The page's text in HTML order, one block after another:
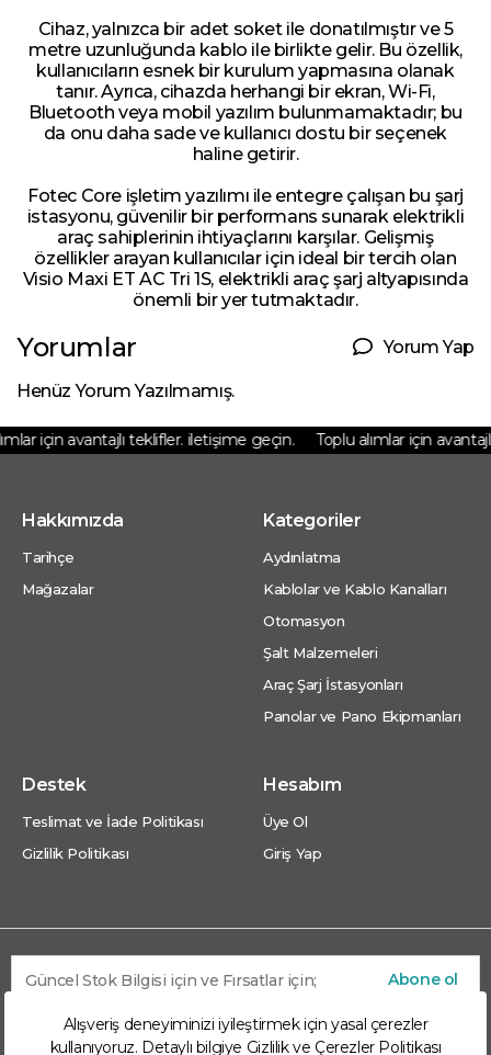
Alışveriş deneyiminizi iyileştirmek için yasal çerezler
kullanıyoruz. Detaylı bilgiye Gizlilik ve Çerezler Politikası
Cihaz, yalnızca bir adet soket ile donatılmıştır ve 5
metre uzunluğunda kablo ile birlikte gelir. Bu özellik,
kullanıcıların esnek bir kurulum yapmasına olanak
tanır. Ayrıca, cihazda herhangi bir ekran, Wi-Fi,
Bluetooth veya mobil yazılım bulunmamaktadır; bu
da onu daha sade ve kullanıcı dostu bir seçenek
haline getirir.
Fotec Core işletim yazılımı ile entegre çalışan bu şarj
istasyonu, güvenilir bir performans sunarak elektrikli
araç sahiplerinin ihtiyaçlarını karşılar. Gelişmiş
özellikler arayan kullanıcılar için ideal bir tercih olan
Visio Maxi ET AC Tri 1S, elektrikli araç şarj altyapısında
önemli bir yer tutmaktadır.
Yorumlar Yorum Yap
Henüz Yorum Yazılmamış.
için avantajlı teklifler. iletişime geçin. Toplu alımlar için
Hakkımızda
Tarihçe
Mağazalar
Kategoriler
Aydınlatma
Kablolar ve Kablo Kanalları
Otomasyon
Şalt Malzemeleri
Araç Şarj İstasyonları
Panolar ve Pano Ekipmanları
Destek
Teslimat ve İade Politikası
Gizlilik Politikası
Hesabım
Üye Ol
Giriş Yap
Abone ol